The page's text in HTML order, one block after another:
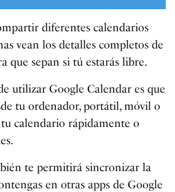
diferentes calendarios
vean los detalles completos de
que sepan si tú estarás libre.
utilizar Google Calendar es que
tu ordenador, portátil, móvil o
calendario rápidamente o
te permitirá sincronizar la
en otras apps de Google